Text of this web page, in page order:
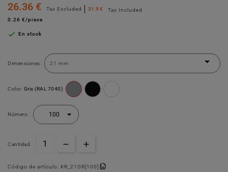
26.36 €
Tax Excluded 31.9 €
Tax Included
0.26 €/piece
 En stock
Dimensiones:
Color: Gris (RAL 7040)
Número :
Cantidad :
Código de artículo: KR_21GR[100]